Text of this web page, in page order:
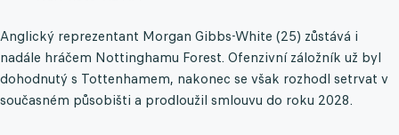
Anglický reprezentant Morgan Gibbs-White (25) zůstává i
nadále hráčem Nottinghamu Forest. Ofenzivní záložník už byl
dohodnutý s Tottenhamem, nakonec se však rozhodl setrvat v
současném působišti a prodloužil smlouvu do roku 2028.